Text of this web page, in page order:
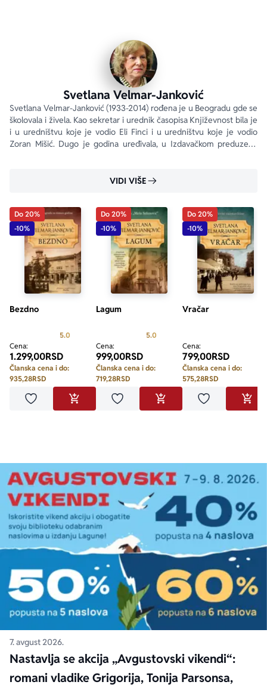
Svetlana Velmar-Janković
Svetlana Velmar-Janković (1933-2014) rođena je u Beogradu gde se
školovala i živela. Kao sekretar i urednik časopisa Književnost bila je
i u uredništvu koje je vodio Eli Finci i u uredništvu koje je vodio
Zoran Mišić. Dugo je godina uređivala, u Izdavačkom preduzeću
VIDI VIŠE
Do 20%
-10%
Bezdno
5.0 Prosecna ocena je 5.0 od 5
Cena:
1.299,00RSD
Članska cena i do:
935,28RSD
Dodaj u omiljeneDODAJ U KORPU
Do 20%
-10%
Lagum
5.0
Cena:
999,00RSD
Članska cena i do:
719,28RSD
Dodaj u omiljeneDODAJ U KORPU
Do 20%
-10%
Vračar
Cena:
799,00RSD
Članska cena i do:
575,28RSD
Dodaj u
7. avgust 2026.
Nastavlja se akcija „Avgustovski vikendi“:
romani vladike Grigorija, Tonija Parsonsa,